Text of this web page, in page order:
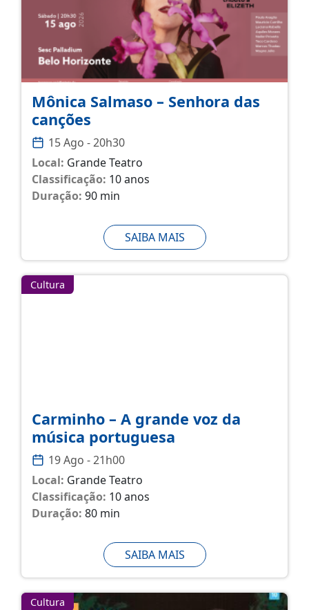
Mônica Salmaso – Senhora das
canções
15 Ago - 20h30
Local: Grande Teatro
Classificação: 10 anos
Duração: 90 min
SAIBA MAIS
Cultura
Carminho – A grande voz da
música portuguesa
19 Ago - 21h00
Local: Grande Teatro
Classificação: 10 anos
Duração: 80 min
SAIBA MAIS
Cultura